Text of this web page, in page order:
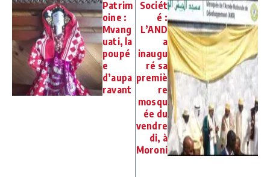
Patrim
oine :
Mvang
uati, la
poupé
e
d’aupa
ravant
Sociét
é :
L’AND
a
inaugu
ré sa
premiè
re
mosqu
ée du
vendre
di, à
Moroni